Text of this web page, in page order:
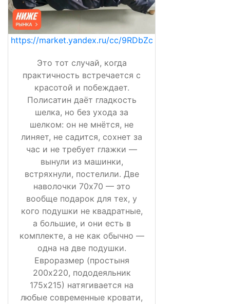
https://market.yandex.ru/cc/9RDbZc
Это тот случай, когда
практичность встречается с
красотой и побеждает.
Полисатин даёт гладкость
шелка, но без ухода за
шелком: он не мнётся, не
линяет, не садится, сохнет за
час и не требует глажки —
вынули из машинки,
встряхнули, постелили. Две
наволочки 70х70 — это
вообще подарок для тех, у
кого подушки не квадратные,
а большие, и они есть в
комплекте, а не как обычно —
одна на две подушки.
Евроразмер (простыня
200х220, пододеяльник
175х215) натягивается на
любые современные кровати,